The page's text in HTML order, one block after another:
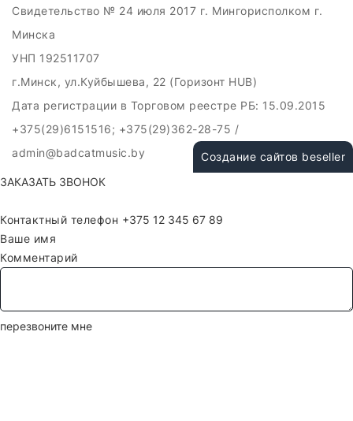
Свидетельство № 24 июля 2017 г. Мингорисполком г.
Минска
УНП 192511707
г.Минск, ул.Куйбышева, 22 (Горизонт HUB)
Дата регистрации в Торговом реестре РБ: 15.09.2015
+375(29)6151516; +375(29)362-28-75 /
admin@badcatmusic.by
Создание сайтов beseller
ЗАКАЗАТЬ ЗВОНОК
Контактный телефон
Ваше имя
Комментарий
перезвоните мне